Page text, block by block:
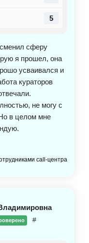
5
сменил сферу
я прошел, она
усваивался и
кураторов
не могу с
в целом мне
call-центра
#